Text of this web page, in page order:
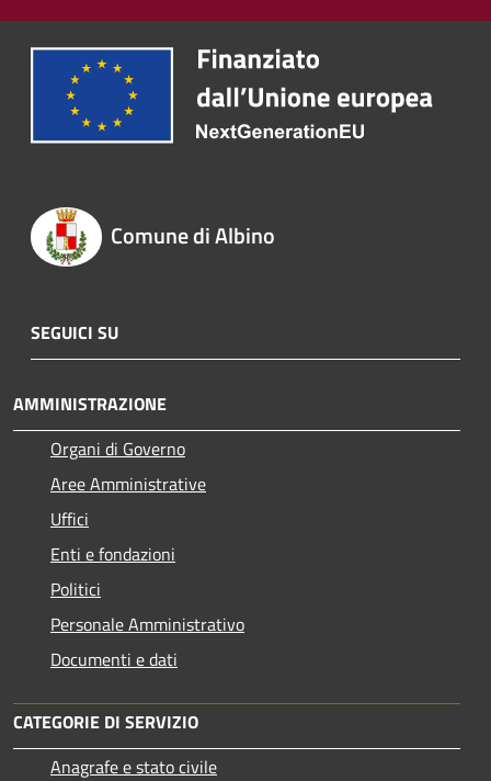
Comune di Albino
SEGUICI SU
AMMINISTRAZIONE
Organi di Governo
Aree Amministrative
Uffici
Enti e fondazioni
Politici
Personale Amministrativo
Documenti e dati
CATEGORIE DI SERVIZIO
Anagrafe e stato civile